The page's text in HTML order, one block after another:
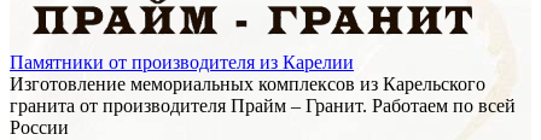
Памятники от производителя из Карелии
Изготовление мемориальных комплексов из Карельского
гранита от производителя Прайм – Гранит. Работаем по всей
России